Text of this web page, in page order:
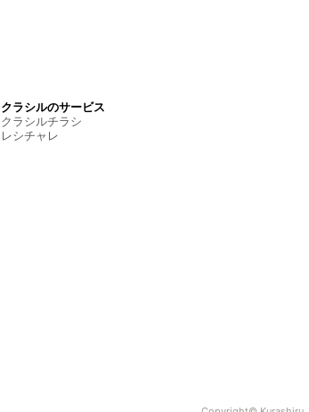
クラシルのサービス
クラシルチラシ
レシチャレ